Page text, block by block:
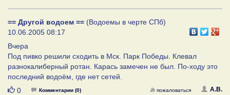
== Другой водоем == (Водоемы в черте СПб)
10.06.2005 08:17
Вчера
Под пивко решили сходить в Мск. Парк Победы. Клевал
разнокалиберный ротан. Карась замечен не был. По-ходу это
последний водоём, где нет сетей.
Нравится
0 Комментарии (0) А.В.
пожаловаться